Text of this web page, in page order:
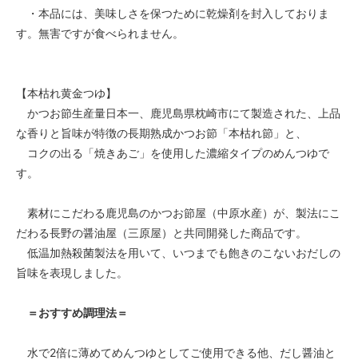
・本品には、美味しさを保つために乾燥剤を封入しておりま
す。無害ですが食べられません。
【本枯れ黄金つゆ】
かつお節生産量日本一、鹿児島県枕崎市にて製造された、上品
な香りと旨味が特徴の長期熟成かつお節「本枯れ節」と、
コクの出る「焼きあご」を使用した濃縮タイプのめんつゆで
す。
素材にこだわる鹿児島のかつお節屋（中原水産）が、製法にこ
だわる長野の醤油屋（三原屋）と共同開発した商品です。
低温加熱殺菌製法を用いて、いつまでも飽きのこないおだしの
旨味を表現しました。
＝おすすめ調理法＝
水で2倍に薄めてめんつゆとしてご使用できる他、だし醤油と